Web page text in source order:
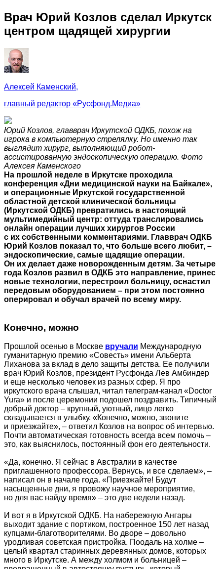
Врач Юрий Козлов сделал Иркутск
центром щадящей хирургии
Алексей Каменский,
главный редактор «Русфонд.Медиа»
Юрий Козлов, главврач Иркутской ОДКБ, похож на
игрока в компьютерную стрелялку. Но именно так
выглядит хирург, выполняющий робот-
ассистированную эндоскопическую операцию. Фото
Алексея Каменского
На прошлой неделе в Иркутске проходила
конференция «Дни медицинской науки на Байкале»,
и операционные Иркутской государственной
областной детской клинической больницы
(Иркутской ОДКБ) превратились в настоящий
мультимедийный центр: оттуда транслировались
онлайн операции лучших хирургов России
с их собственными комментариями. Главврач ОДКБ
Юрий Козлов показал то, что больше всего любит, –
эндоскопические, самые щадящие операции.
Он их делает даже новорожденным детям. За четыре
года Козлов развил в ОДКБ это направление, принес
новые технологии, перестроил больницу, оснастил
передовым оборудованием – при этом постоянно
оперировал и обучал врачей по всему миру.
Конечно, можно
Прошлой осенью в Москве вручали Международную
гуманитарную премию «Совесть» имени Альберта
Лиханова за вклад в дело защиты детства. Ее получили
врач Юрий Козлов, президент Русфонда Лев Амбиндер
и еще несколько человек из разных сфер. Я про
иркутского врача слышал, читал телеграм-канал «Doctor
Yura» и после церемонии подошел поздравить. Типичный
добрый доктор – крупный, уютный, лицо легко
складывается в улыбку. «Конечно, можно, звоните
и приезжайте», – ответил Козлов на вопрос об интервью.
Почти автоматическая готовность всегда всем помочь –
это, как выяснилось, постоянный фон его деятельности.
«Да, конечно. Я сейчас в Австралии в качестве
приглашенного профессора. Вернусь, и все сделаем», –
написал он в начале года. «Приезжайте! Будут
насыщенные дни, я провожу научное мероприятие,
но для вас найду время» – это две недели назад.
И вот я в Иркутской ОДКБ. На набережную Ангары
выходит здание с портиком, построенное 150 лет назад
купцами-благотворителями. Во дворе – довольно
уродливая советская пристройка. Поодаль на холме –
целый квартал старинных деревянных домов, которых
много в Иркутске. А между холмом и больницей –